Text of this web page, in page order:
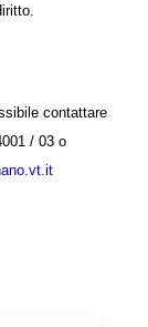
contattare
/ 03 o